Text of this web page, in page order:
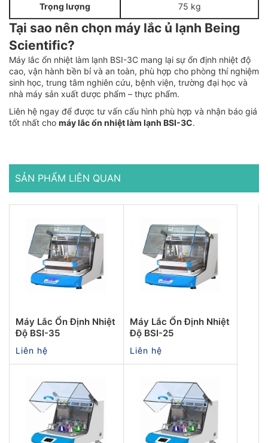
Trọng lượng 75 kg
Tại sao nên chọn máy lắc ủ lạnh Being
Scientific?
Máy lắc ổn nhiệt làm lạnh BSI-3C mang lại sự ổn định nhiệt độ
cao, vận hành bền bỉ và an toàn, phù hợp cho phòng thí nghiệm
sinh học, trung tâm nghiên cứu, bệnh viện, trường đại học và
nhà máy sản xuất dược phẩm – thực phẩm.
Liên hệ ngay để được tư vấn cấu hình phù hợp và nhận báo giá
tốt nhất cho máy lắc ổn nhiệt làm lạnh BSI-3C.
SẢN PHẨM LIÊN QUAN
Máy Lắc Ổn Định Nhiệt
Độ BSI-35
Liên hệ
Máy Lắc Ổn Định Nhiệt
Độ BSI-25
Liên hệ